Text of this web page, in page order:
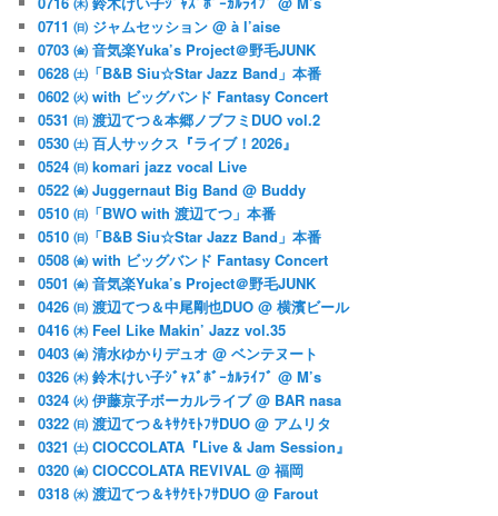
0711 ㈰ ジャムセッション @ à l’aise
0703 ㈮ 音気楽Yuka’s Project＠野毛JUNK
0628 ㈯「B&B Siu☆Star Jazz Band」本番
0602 ㈫ with ビッグバンド Fantasy Concert
0531 ㈰ 渡辺てつ＆本郷ノブフミDUO vol.2
0530 ㈯ 百人サックス『ライブ！2026』
0524 ㈰ komari jazz vocal Live
0522 ㈮ Juggernaut Big Band @ Buddy
0510 ㈰「BWO with 渡辺てつ」本番
0510 ㈰「B&B Siu☆Star Jazz Band」本番
0508 ㈮ with ビッグバンド Fantasy Concert
0501 ㈮ 音気楽Yuka’s Project＠野毛JUNK
0426 ㈰ 渡辺てつ＆中尾剛也DUO @ 横濱ビール
0416 ㈭ Feel Like Makin’ Jazz vol.35
0403 ㈮ 清水ゆかりデュオ @ ベンテヌート
0326 ㈭ 鈴木けい子ｼﾞｬｽﾞﾎﾞｰｶﾙﾗｲﾌﾞ @ M’s
0324 ㈫ 伊藤京子ボーカルライブ @ BAR nasa
0322 ㈰ 渡辺てつ＆ｷｻｸﾓﾄﾌｻDUO @ アムリタ
0321 ㈯ CIOCCOLATA『Live & Jam Session』
0320 ㈮ CIOCCOLATA REVIVAL @ 福岡
0318 ㈬ 渡辺てつ＆ｷｻｸﾓﾄﾌｻDUO @ Farout